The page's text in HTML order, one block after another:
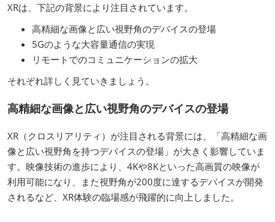
XRは、下記の背景により注目されています。
高精細な画像と広い視野角のデバイスの登場
5Gのような大容量通信の実現
リモートでのコミュニケーションの拡大
それぞれ詳しく見ていきましょう。
高精細な画像と広い視野角のデバイスの登場
XR（クロスリアリティ）が注目される背景には、「高精細な画
像と広い視野角を持つデバイスの登場」が大きく影響していま
す。映像技術の進歩により、4Kや8Kといった高画質の映像が
利用可能になり、また視野角が200度に達するデバイスが開発
されるなど、XR体験の臨場感が飛躍的に向上しました。